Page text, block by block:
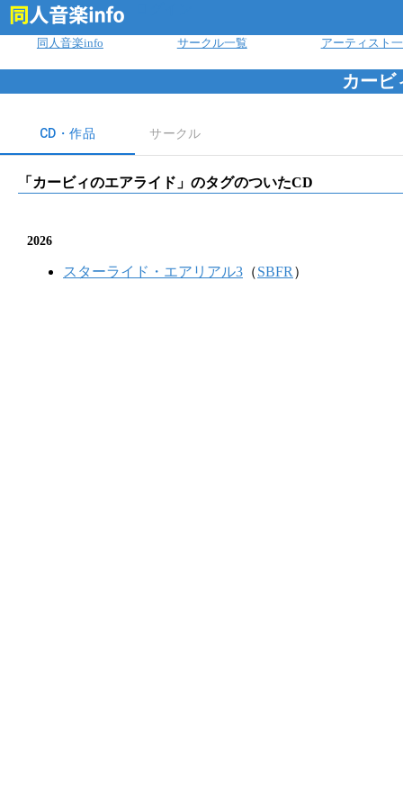
同人音楽info サークル一覧 アーティスト
カービ
CD・作品 サークル
「 カービィのエアライド 」のタグのついたCD
2026
スターライド・エアリアル3 （SBFR ）